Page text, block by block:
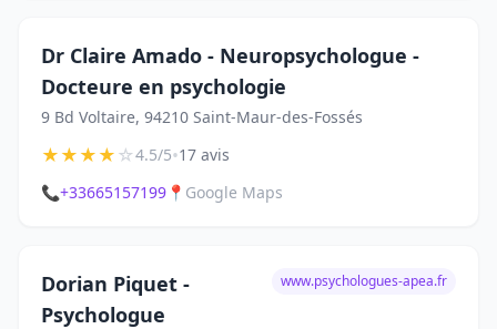
Dr Claire Amado - Neuropsychologue -
Docteure en psychologie
9 Bd Voltaire, 94210 Saint-Maur-des-Fossés
★★★★☆4.5/5•17 avis
📞+33665157199 📍 Google Maps
Dorian Piquet -
Psychologue
www.psychologues-apea.fr